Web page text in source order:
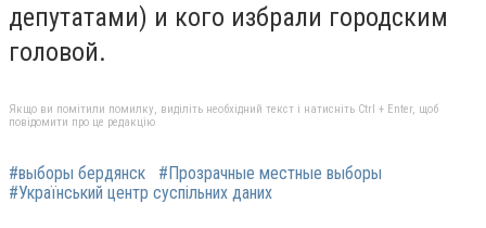
депутатами) и кого избрали городским
головой.
Якщо ви помітили помилку, виділіть необхідний текст і натисніть Ctrl + Enter, щоб
повідомити про це редакцію
#выборы бердянск
#Прозрачные местные выборы
#Український центр суспільних даних